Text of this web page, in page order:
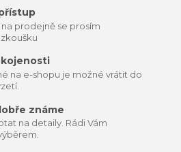
prodejně se prosím
na e-shopu je možné vrátit do
známe
na detaily. Rádi Vám